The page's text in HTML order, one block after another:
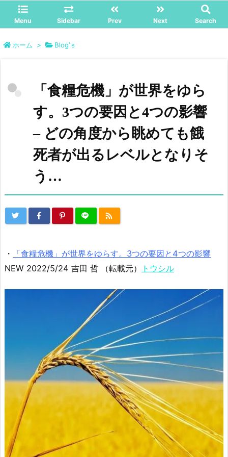
Menu Sidebar Prev Next Search
ホーム > Blog’ｓ
「食糧危機」が世界をゆら
す。3つの要因と4つの影響
– どの角度から眺めても餓
死者が出るレベルとなりそ
う…
・
「食糧危機」が世界をゆらす。3つの要因と4つの影響
NEW 2022/5/24 吉田 哲 （転載元）
トウシル